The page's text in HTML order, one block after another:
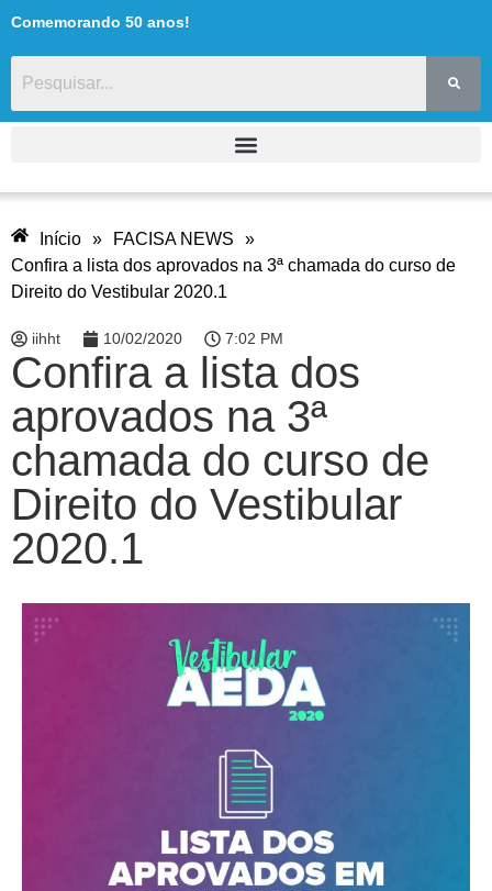
Comemorando 50 anos!
Início » FACISA NEWS
»
Confira a lista dos aprovados na 3ª chamada do curso de
Direito do Vestibular 2020.1
iihht 10/02/2020 7:02 PM
Confira a lista dos
aprovados na 3ª
chamada do curso de
Direito do Vestibular
2020.1